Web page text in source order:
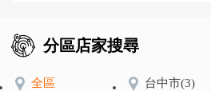
分區店家搜尋
全區 台中市(3)